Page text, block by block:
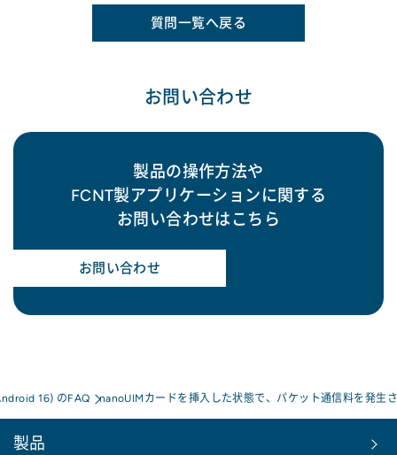
質問一覧へ戻る
お問い合わせ
製品の操作方法や
FCNT製アプリケーションに関する
お問い合わせはこちら
お問い合わせ
16) のFAQ nanoUIMカードを挿入した状態で、パケット通信料を発生
製品